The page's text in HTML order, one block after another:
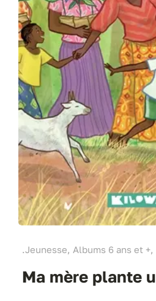
.Jeunesse, Albums 6 ans et +,
Ma mère plante